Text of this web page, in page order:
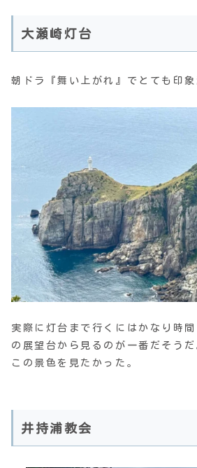
大瀬崎灯台
朝ドラ『舞い上がれ』でとても印象
実際に灯台まで行くにはかなり時
の展望台から見るのが一番だそうだ
この景色を見たかった。
井持浦教会